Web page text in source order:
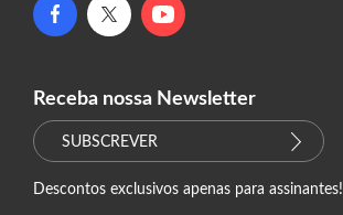
Receba nossa Newsletter
SUBSCREVER
Descontos exclusivos apenas para assinantes!